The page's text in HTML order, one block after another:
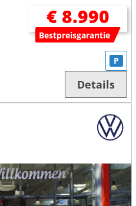
€ 8.990
Bestpreisgarantie
P
Details